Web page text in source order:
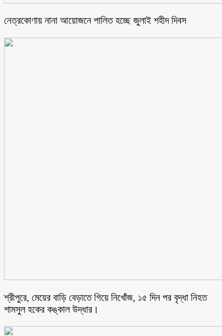
নেত্রকোণায় নানা আয়োজনে পালিত হচ্ছে জুলাই শহীদ দিবস
শ্রীপুরে, মেয়ের বাড়ি বেড়াতে গিয়ে নিখোঁজ, ১৫ দিন পর বৃদ্ধা নিহত
শামসুল হকের কঙ্কাল উদ্ধার।